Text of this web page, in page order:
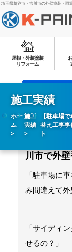
埼玉県越谷市・吉川市の外壁塗装・雨
屋根・外装塗装
リフォーム
施工実績
ホー
ム
施工
実績
【駐車場
替え工事事
ト
【駐車場
川市で外
「駐車場に
み間違えて外
「サイディ
せるの？」